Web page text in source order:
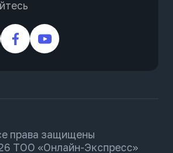
права защищены
ТОО «Онлайн-Экспресс»